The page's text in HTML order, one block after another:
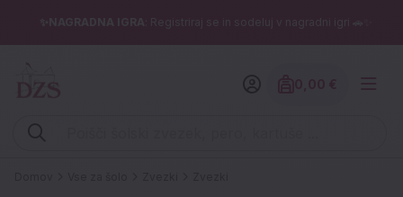
✨NAGRADNA IGRA : Registriraj se in sodeluj v nagradni igri 🚗✨
Vpišite iskalni niz (šolski zvezek, pero, kartuše ...)
Znesek